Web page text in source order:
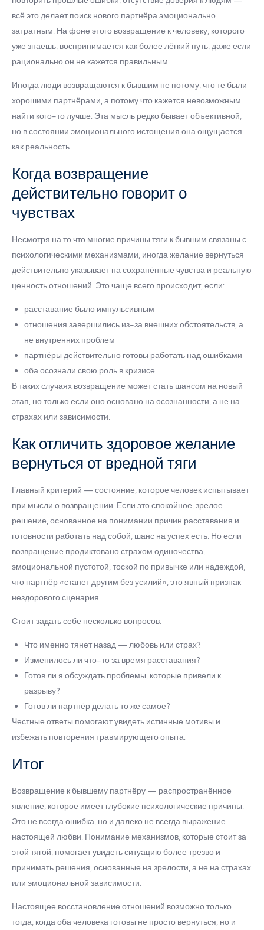
всё это делает поиск нового партнёра эмоционально
затратным. На фоне этого возвращение к человеку, которого
уже знаешь, воспринимается как более лёгкий путь, даже если
рационально он не кажется правильным.
Иногда люди возвращаются к бывшим не потому, что те были
хорошими партнёрами, а потому что кажется невозможным
найти кого-то лучше. Эта мысль редко бывает объективной,
но в состоянии эмоционального истощения она ощущается
как реальность.
Когда возвращение
действительно говорит о
чувствах
Несмотря на то что многие причины тяги к бывшим связаны с
психологическими механизмами, иногда желание вернуться
действительно указывает на сохранённые чувства и реальную
ценность отношений. Это чаще всего происходит, если:
расставание было импульсивным
отношения завершились из-за внешних обстоятельств, а
не внутренних проблем
партнёры действительно готовы работать над ошибками
оба осознали свою роль в кризисе
В таких случаях возвращение может стать шансом на новый
этап, но только если оно основано на осознанности, а не на
страхах или зависимости.
Как отличить здоровое желание
вернуться от вредной тяги
Главный критерий — состояние, которое человек испытывает
при мысли о возвращении. Если это спокойное, зрелое
решение, основанное на понимании причин расставания и
готовности работать над собой, шанс на успех есть. Но если
возвращение продиктовано страхом одиночества,
эмоциональной пустотой, тоской по привычке или надеждой,
что партнёр «станет другим без усилий», это явный признак
нездорового сценария.
Стоит задать себе несколько вопросов:
Что именно тянет назад — любовь или страх?
Изменилось ли что-то за время расставания?
Готов ли я обсуждать проблемы, которые привели к
разрыву?
Готов ли партнёр делать то же самое?
Честные ответы помогают увидеть истинные мотивы и
избежать повторения травмирующего опыта.
Итог
Возвращение к бывшему партнёру — распространённое
явление, которое имеет глубокие психологические причины.
Это не всегда ошибка, но и далеко не всегда выражение
настоящей любви. Понимание механизмов, которые стоит за
этой тягой, помогает увидеть ситуацию более трезво и
принимать решения, основанные на зрелости, а не на страхах
или эмоциональной зависимости.
Настоящее восстановление отношений возможно только
тогда, когда оба человека готовы не просто вернуться, но и